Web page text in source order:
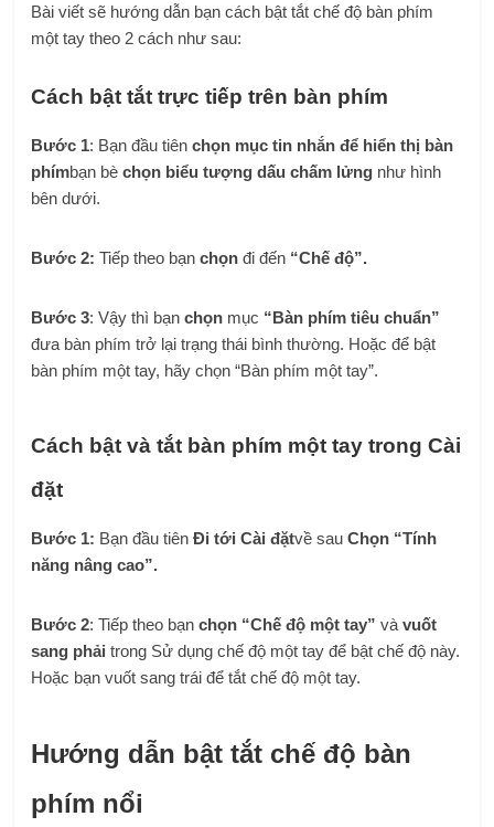
Bài viết sẽ hướng dẫn bạn cách bật tắt chế độ bàn phím
một tay theo 2 cách như sau:
Cách bật tắt trực tiếp trên bàn phím
Bước 1: Bạn đầu tiênchọn mục tin nhắn để hiển thị bàn
phímbạn bèchọn biểu tượng dấu chấm lửng như hình
bên dưới.
Bước 2: Tiếp theo bạnchọn đi đến “Chế độ”.
Bước 3: Vậy thì bạnchọn mục “Bàn phím tiêu chuẩn”
đưa bàn phím trở lại trạng thái bình thường. Hoặc để bật
bàn phím một tay, hãy chọn “Bàn phím một tay”.
Cách bật và tắt bàn phím một tay trong Cài
đặt
Bước 1: Bạn đầu tiênĐi tới Cài đặtvề sauChọn “Tính
năng nâng cao”.
Bước 2: Tiếp theo bạnchọn “Chế độ một tay” vàvuốt
sang phải trong Sử dụng chế độ một tay để bật chế độ này.
Hoặc bạn vuốt sang trái để tắt chế độ một tay.
Hướng dẫn bật tắt chế độ bàn
phím nổi